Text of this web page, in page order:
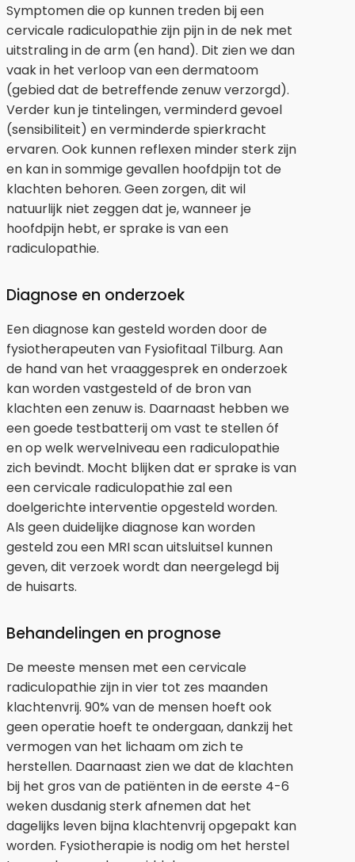
Symptomen die op kunnen treden bij een
cervicale radiculopathie zijn pijn in de nek met
uitstraling in de arm (en hand). Dit zien we dan
vaak in het verloop van een dermatoom
(gebied dat de betreffende zenuw verzorgd).
Verder kun je tintelingen, verminderd gevoel
(sensibiliteit) en verminderde spierkracht
ervaren. Ook kunnen reflexen minder sterk zijn
en kan in sommige gevallen hoofdpijn tot de
klachten behoren. Geen zorgen, dit wil
natuurlijk niet zeggen dat je, wanneer je
hoofdpijn hebt, er sprake is van een
radiculopathie.
Diagnose en onderzoek
Een diagnose kan gesteld worden door de
fysiotherapeuten van Fysiofitaal Tilburg. Aan
de hand van het vraaggesprek en onderzoek
kan worden vastgesteld of de bron van
klachten een zenuw is. Daarnaast hebben we
een goede testbatterij om vast te stellen óf
en op welk wervelniveau een radiculopathie
zich bevindt. Mocht blijken dat er sprake is van
een cervicale radiculopathie zal een
doelgerichte interventie opgesteld worden.
Als geen duidelijke diagnose kan worden
gesteld zou een MRI scan uitsluitsel kunnen
geven, dit verzoek wordt dan neergelegd bij
de huisarts.
Behandelingen en prognose
De meeste mensen met een cervicale
radiculopathie zijn in vier tot zes maanden
klachtenvrij. 90% van de mensen hoeft ook
geen operatie hoeft te ondergaan, dankzij het
vermogen van het lichaam om zich te
herstellen. Daarnaast zien we dat de klachten
bij het gros van de patiënten in de eerste 4-6
weken dusdanig sterk afnemen dat het
dagelijks leven bijna klachtenvrij opgepakt kan
worden. Fysiotherapie is nodig om het herstel